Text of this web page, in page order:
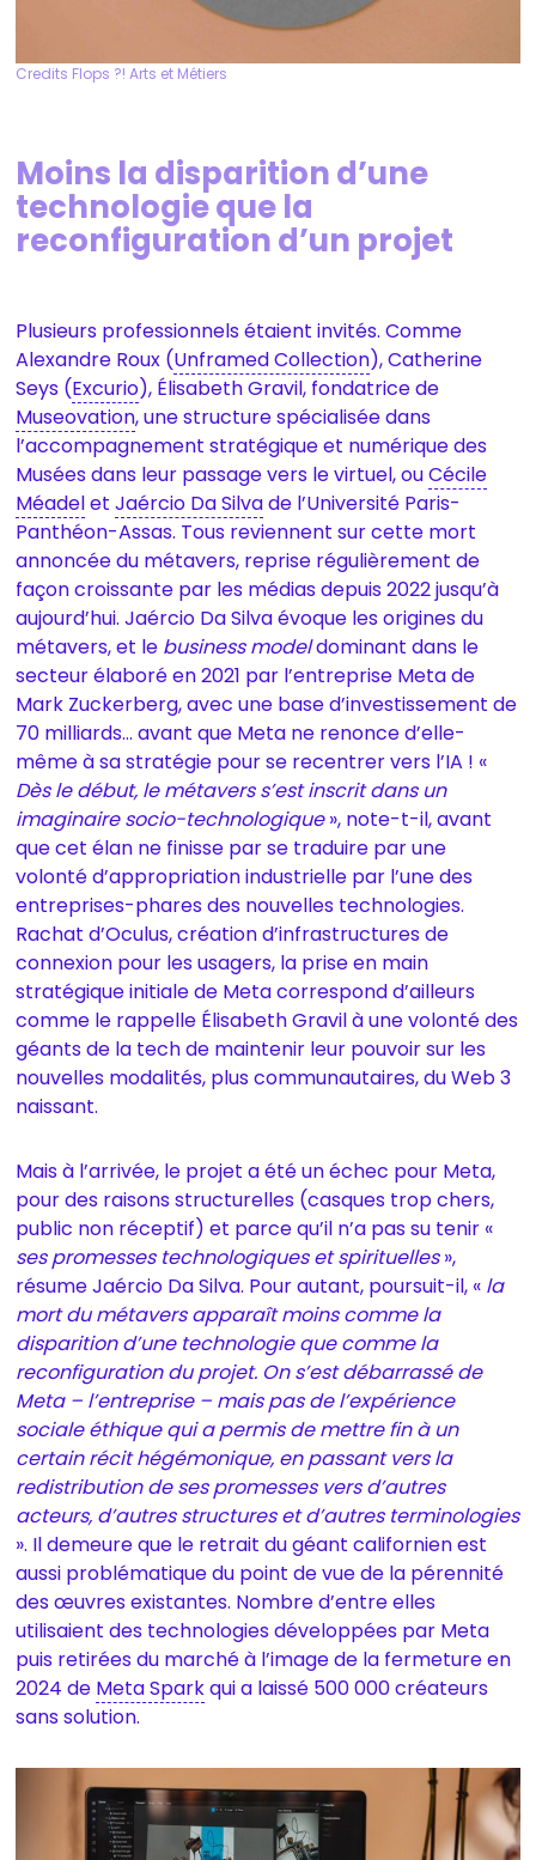
Credits Flops ?! Arts et Métiers
Moins la disparition d’une
technologie que la
reconfiguration d’un projet
Plusieurs professionnels étaient invités. Comme
Alexandre Roux (Unframed Collection), Catherine
Seys (Excurio), Élisabeth Gravil, fondatrice de
Museovation, une structure spécialisée dans
l’accompagnement stratégique et numérique des
Musées dans leur passage vers le virtuel, ouCécile
Méadelet Jaércio Da Silvade l’Université Paris-
Panthéon-Assas. Tous reviennent sur cette mort
annoncée du métavers, reprise régulièrement de
façon croissante par les médias depuis 2022 jusqu’à
aujourd’hui. Jaércio Da Silva évoque les origines du
métavers, et le business modeldominant dans le
secteur élaboré en 2021 par l’entreprise Meta de
Mark Zuckerberg, avec une base d’investissement de
70 milliards… avant que Meta ne renonce d’elle-
même à sa stratégie pour se recentrer vers l’IA ! «
Dès le début, le métavers s’est inscrit dans un
imaginaire socio-technologique», note-t-il, avant
que cet élan ne finisse par se traduire par une
volonté d’appropriation industrielle par l’une des
entreprises-phares des nouvelles technologies.
Rachat d’Oculus, création d’infrastructures de
connexion pour les usagers, la prise en main
stratégique initiale de Meta correspond d’ailleurs
comme le rappelle Élisabeth Gravil à une volonté des
géants de la tech de maintenir leur pouvoir sur les
nouvelles modalités, plus communautaires, du Web 3
naissant.
Mais à l’arrivée, le projet a été un échec pour Meta,
pour des raisons structurelles (casques trop chers,
public non réceptif) et parce qu’il n’a pas su tenir «
ses promesses technologiques et spirituelles»,
résume Jaércio Da Silva. Pour autant, poursuit-il, « la
mort du métavers apparaît moins comme la
disparition d’une technologie que comme la
reconfiguration du projet. On s’est débarrassé de
Meta – l’entreprise – mais pas de l’expérience
sociale éthique qui a permis de mettre fin à un
certain récit hégémonique, en passant vers la
redistribution de ses promesses vers d’autres
acteurs, d’autres structures et d’autres terminologies
». Il demeure que le retrait du géant californien est
aussi problématique du point de vue de la pérennité
des œuvres existantes. Nombre d’entre elles
utilisaient des technologies développées par Meta
puis retirées du marché à l’image de la fermeture en
2024 de Meta Sparkqui a laissé 500 000 créateurs
sans solution.